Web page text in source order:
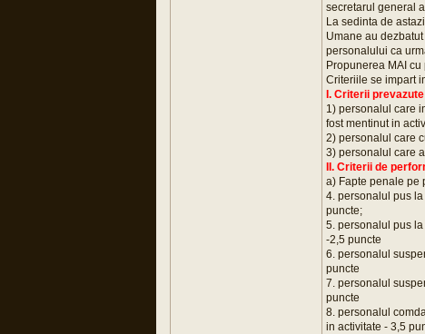
secretarul general
La sedinta de
Umane au
personalului ca
Propunerea MAI
Criteriile se impart
I. Criterii
1) personalul care
fost mentinut in
2) personalul care
3) personalul care
II. Criterii de
a) Fapte penale pe
4. personalul pus
puncte;
5. personalul pus
-2,5 puncte
6. personalul
puncte
7. personalul
puncte
8. personalul
in activitate - 3,5